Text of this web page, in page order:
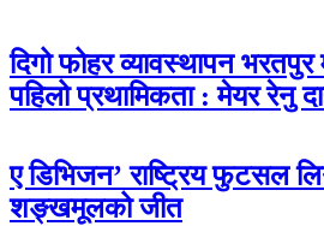
दिगो फोहर व्यावस्थापन भरतपुर
पहिलो प्रथामिकता : मेयर रेनु
ए डिभिजन’ राष्ट्रिय फुटसल
शङ्खमूलको जीत